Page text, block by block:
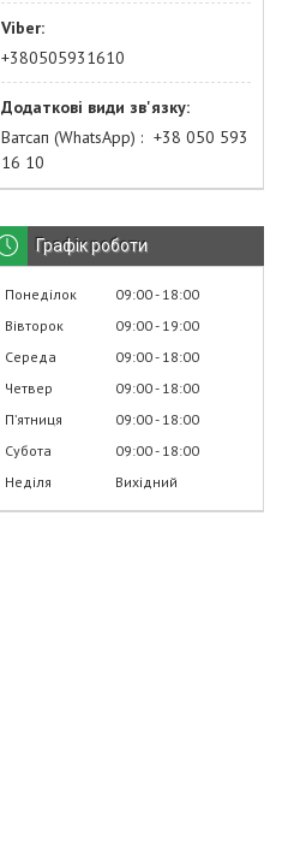
+380505931610
Ватсап (WhatsApp)
+38 050 593
16 10
Графік роботи
Понеділок 09:00 18:00
Вівторок
09:00 19:00
Середа
09:00 18:00
Четвер
09:00 18:00
Пʼятниця
09:00 18:00
Субота
09:00 18:00
Неділя
Вихідний